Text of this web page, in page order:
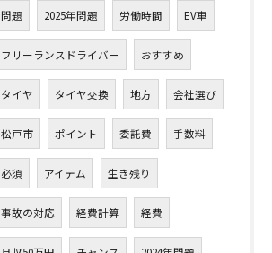
問題 2025年問題 労働時間 EV車
フリーランスドライバー おすすめ
タイヤ タイヤ交換 地方 会社選び
松戸市 ポイント 委託費 手数料
必須 アイテム 生き残り
事故の対応 経費計算 経費